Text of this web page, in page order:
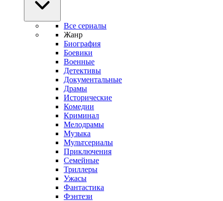
Все сериалы
Жанр
Биография
Боевики
Военные
Детективы
Документальные
Драмы
Исторические
Комедии
Криминал
Мелодрамы
Музыка
Мультсериалы
Приключения
Семейные
Триллеры
Ужасы
Фантастика
Фэнтези